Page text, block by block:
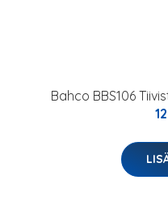
Bahco BBS106